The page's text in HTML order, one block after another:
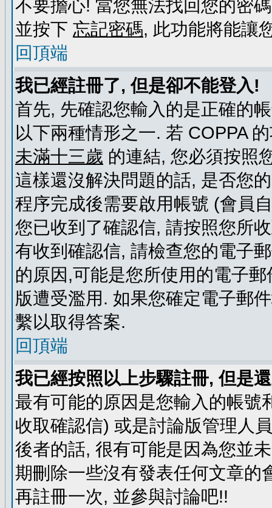
不要擔心! 當您無法找回您的密
並按下 忘記密碼, 此功能將能讓
回頂端
我已經註冊了, 但是卻不能登入!
首先, 先確認您輸入的是正確的
以下兩種情形之一. 若 COPPA
未滿十三歲 的連結, 您必須按照
這樣還沒解決問題的話, 是否您
程序完成後需要啟用帳號 (會員
您已收到了確認信, 請按照您所
有收到確認信, 請檢查您的電子
的原因,可能是您所使用的電子
版遭受濫用. 如果您確定電子郵
繫以取得答案.
回頂端
我已經按照以上步驟註冊, 但是
最有可能的原因是您輸入的帳號
收取確認信) 或是討論版管理人
後者的話, 很有可能是因為您並
期刪除一些沒有發表任何文章的
再註冊一次, 並參與討論吧!!